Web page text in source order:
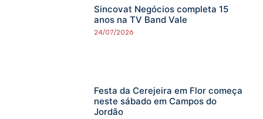
Sincovat Negócios completa 15
anos na TV Band Vale
24/07/2026
Festa da Cerejeira em Flor começa
neste sábado em Campos do
Jordão